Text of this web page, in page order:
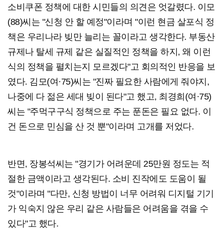
소비쿠폰 정책에 대한 시민들의 의견은 엇갈렸다. 이모
(88)씨는 "신청 안 할 예정"이라며 "이런 현금 살포식 정
책은 우리나라 빚만 늘리는 꼴이라고 생각한다. 부동산
규제나 탈세 규제 같은 실질적인 정책을 하지, 왜 이런
식의 정책을 펼치는지 모르겠다"고 회의적인 반응을 보
였다. 김모(여·75)씨는 "진짜 필요한 사람에게 줘야지,
나중에 다 젊은 세대 빚이 된다"고 했고, 최경희(여·75)
씨는 "주먹구구식 정책으로 주는 푼돈은 필요 없다. 이
건 돈으로 민심을 산 것 뿐"이라며 고개를 저었다.
반면, 장봉석씨는 "경기가 어려운데 25만원 정도는 적
절한 금액이라고 생각된다. 소비 진작에도 도움이 될
것"이라며 "다만, 신청 방법이 너무 어려워 디지털 기기
가 익숙지 않은 우리 같은 사람들은 어려움을 겪을 수
있다"고 했다.